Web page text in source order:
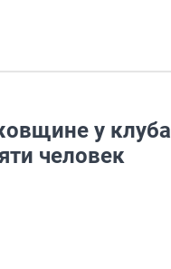
у клуба
человек